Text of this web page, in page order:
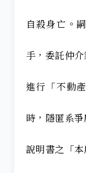
自殺身亡。
手，委託仲
進行「不動
時，隱匿系
說明書之「